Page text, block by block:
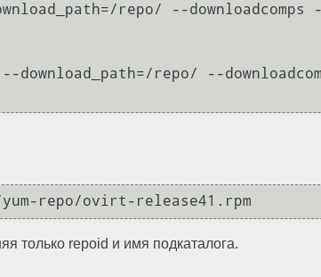
repo/ --downloadcomps
repo/ --
repo/ovirt-release41.rpm
только repoid и имя подкаталога.